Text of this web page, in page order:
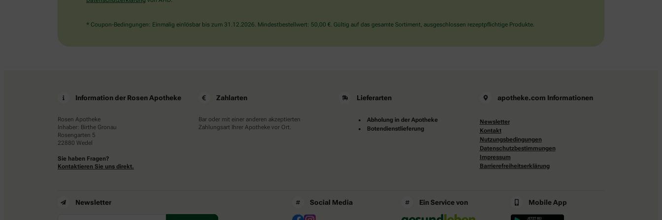
Herz.
* Coupon-Bedingungen: Einmalig einlösbar bis zum 31.12.2026. Mindestbestellwert: 50,00 €. Gültig auf das gesamte Sortiment, ausgeschlossen rezeptpflichtige Produkte.
Information der Rosen Apotheke
Rosen Apotheke
Inhaber: Birthe Gronau
Rosengarten 5
22880 Wedel
Sie haben Fragen?
Kontaktieren Sie uns direkt.
Zahlarten
Bar oder mit einer anderen akzeptierten
Zahlungsart Ihrer Apotheke vor Ort.
Lieferarten
Abholung in der Apotheke
Botendienstlieferung
apotheke.com Informationen
Newsletter
Kontakt
Nutzungsbedingungen
Datenschutzbestimmungen
Impressum
Barrierefreiheitserklärung
Newsletter Social Media Ein Service von Mobile App